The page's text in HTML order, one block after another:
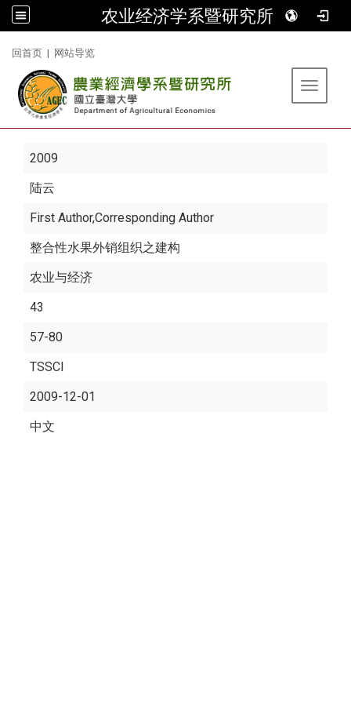
农业经济学系暨研究所
回首页 | 网站导览
Toggle
2009
陆云
First Author,Corresponding Author
整合性水果外销组织之建构
农业与经济
43
57-80
TSSCI
2009-12-01
中文